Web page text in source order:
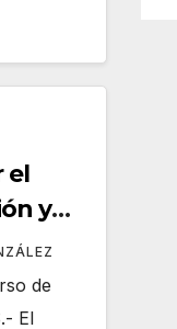
el
y
de
El